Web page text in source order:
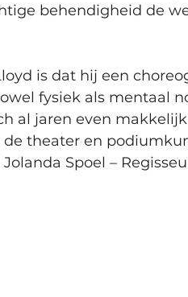
behendigheid de
is dat hij een
fysiek als mentaal
al jaren even
theater en
Spoel –